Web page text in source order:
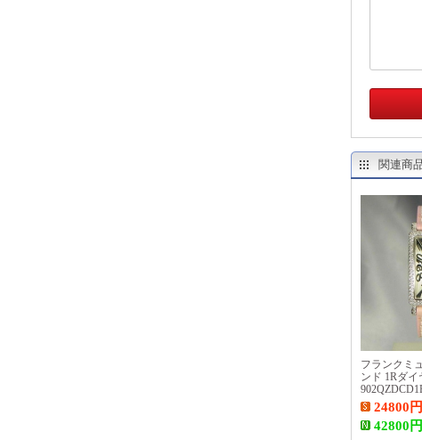
関連商
フランクミ
ンド 1Rダイ
時計24800 円
42800 円